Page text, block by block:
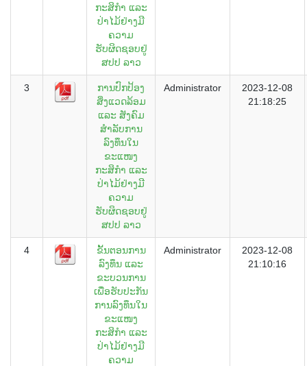
ກະສິກຳ ແລະ
ປ່າໄມ້ຢ່າງມີ
ຄວາມ
ຮັບຜິດຊອບຢູ່
ສປປ ລາວ
3
ການປົກປ້ອງ
ສິ່ງແວດລ້ອມ
ແລະ ສັງຄົມ
ສຳລັບການ
ລົງທຶນໃນ
ຂະແໜງ
ກະສິກຳ ແລະ
ປ່າໄມ້ຢ່າງມີ
ຄວາມ
ຮັບຜິດຊອບຢູ່
ສປປ ລາວ
Administrator
2023-12-08
21:18:25
4
ຂັ້ນຕອນການ
ລົງທຶນ ແລະ
ຂະບວນການ
ເພື່ອຮັບປະກັນ
ການລົງທຶນໃນ
ຂະແໜງ
ກະສິກຳ ແລະ
ປ່າໄມ້ຢ່າງມີ
ຄວາມ
Administrator
2023-12-08
21:10:16